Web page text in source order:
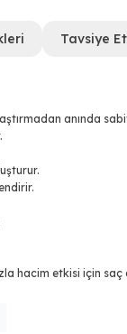
Tavsiye Et
anında
hacim etkisi için